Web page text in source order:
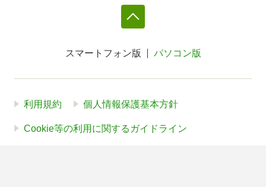
スマートフォン版 パソコン版
利用規約 個人情報保護基本方針
Cookie等の利用に関するガイドライン